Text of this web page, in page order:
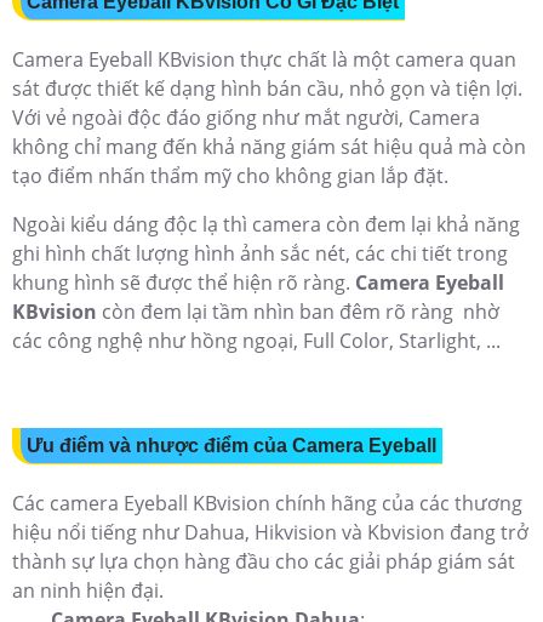
Camera Eyeball KBvision thực chất là một camera quan
sát được thiết kế dạng hình bán cầu, nhỏ gọn và tiện lợi.
Với vẻ ngoài độc đáo giống như mắt người, Camera
không chỉ mang đến khả năng giám sát hiệu quả mà còn
tạo điểm nhấn thẩm mỹ cho không gian lắp đặt.
Ngoài kiểu dáng độc lạ thì camera còn đem lại khả năng
ghi hình chất lượng hình ảnh sắc nét, các chi tiết trong
khung hình sẽ được thể hiện rõ ràng. Camera Eyeball
KBvision còn đem lại tầm nhìn ban đêm rõ ràng nhờ
các công nghệ như hồng ngoại, Full Color, Starlight, ...
Ưu điểm và nhược điểm của Camera Eyeball
Các camera Eyeball KBvision chính hãng của các thương
hiệu nổi tiếng như Dahua, Hikvision và Kbvision đang trở
thành sự lựa chọn hàng đầu cho các giải pháp giám sát
an ninh hiện đại.